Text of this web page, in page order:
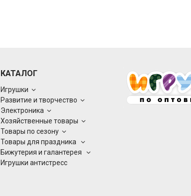
КАТАЛОГ
Игрушки
Развитие и творчество
Электроника
Хозяйственные товары
Товары по сезону
Товары для праздника
Бижутерия и галантерея
Игрушки антистресс